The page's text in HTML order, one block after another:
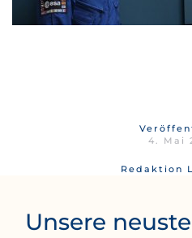
4. Mai
Redaktion
Unsere